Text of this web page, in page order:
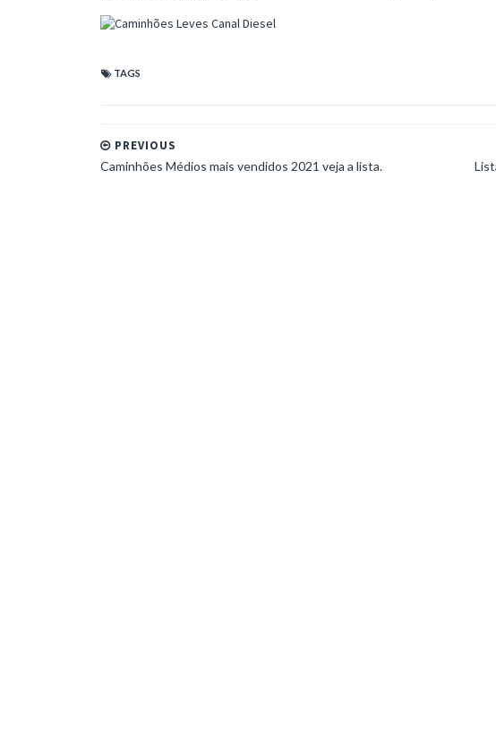
TAGS
PREVIOUS
Caminhões Médios mais vendidos 2021 veja a lista.